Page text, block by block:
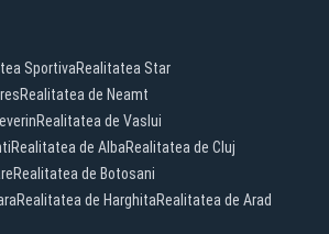
SportivaRealitatea Star
Realitatea de Neamt
Realitatea de Vaslui
Realitatea de AlbaRealitatea de Cluj
Realitatea de Botosani
Realitatea de HarghitaRealitatea de Arad